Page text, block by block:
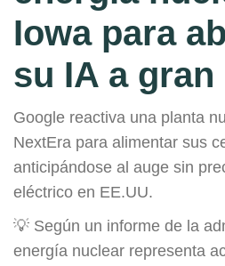
Iowa para
su IA a gran
Google reactiva una planta
NextEra para alimentar sus
anticipándose al auge sin
eléctrico en EE.UU.
💡 Según un informe de la
energía nuclear representa